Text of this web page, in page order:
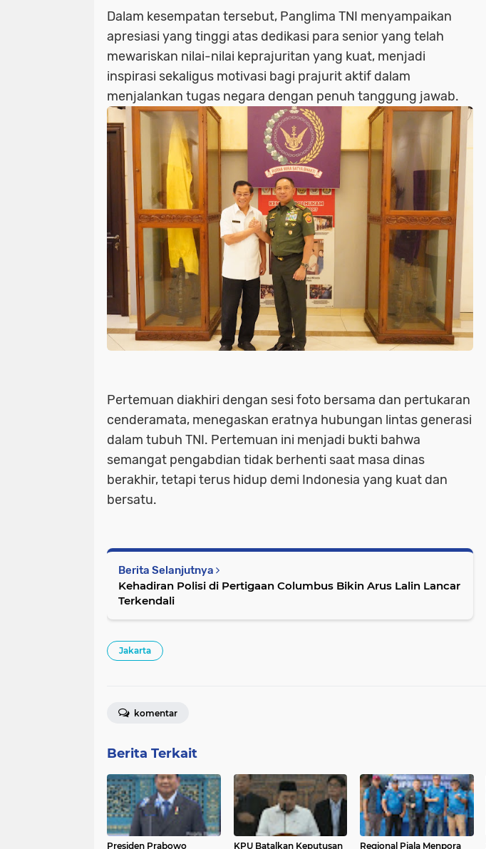
Dalam kesempatan tersebut, Panglima TNI menyampaikan
apresiasi yang tinggi atas dedikasi para senior yang telah
mewariskan nilai-nilai keprajuritan yang kuat, menjadi
inspirasi sekaligus motivasi bagi prajurit aktif dalam
menjalankan tugas negara dengan penuh tanggung jawab.
Pertemuan diakhiri dengan sesi foto bersama dan pertukaran
cenderamata, menegaskan eratnya hubungan lintas generasi
dalam tubuh TNI. Pertemuan ini menjadi bukti bahwa
semangat pengabdian tidak berhenti saat masa dinas
berakhir, tetapi terus hidup demi Indonesia yang kuat dan
bersatu.
Berita Selanjutnya
Kehadiran Polisi di Pertigaan Columbus Bikin Arus Lalin Lancar
Terkendali
Jakarta
komentar
Berita Terkait
Presiden Prabowo KPU Batalkan Keputusan Regional Piala Menpora